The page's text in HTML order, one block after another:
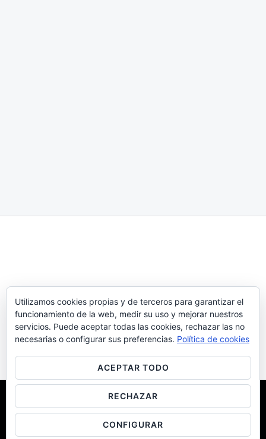
Brand Marketing
Rebrand
Acerca de nosotros
Copyright © 2026 Garabatos Marketing. Powered by Garabatos
Marketing.
Utilizamos cookies propias y de terceros para garantizar el
funcionamiento de la web, medir su uso y mejorar nuestros
servicios. Puede aceptar todas las cookies, rechazar las no
necesarias o configurar sus preferencias. Política de cookies
ACEPTAR TODO
RECHAZAR
CONFIGURAR